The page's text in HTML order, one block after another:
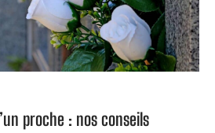
proche : nos conseils